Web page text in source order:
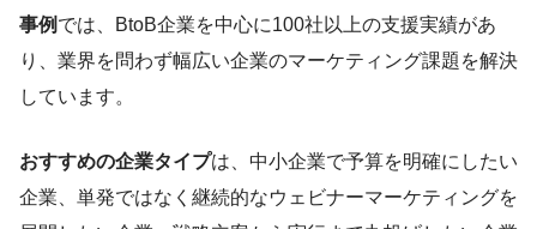
事例 では、BtoB企業を中心に100社以上の支援実績があ
り、業界を問わず幅広い企業のマーケティング課題を解決
しています。
おすすめの企業タイプは、中小企業で予算を明確にしたい
企業、単発ではなく継続的なウェビナーマーケティングを